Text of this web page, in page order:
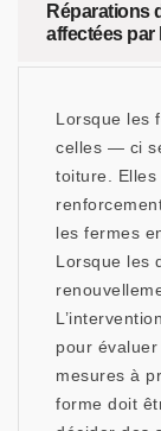
Réparations
affectées par
Lorsque les
celles — ci
toiture. Elles
les fermes
Lorsque les
pour
mesures à
forme doit